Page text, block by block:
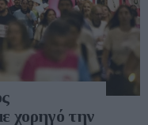
χορηγό την